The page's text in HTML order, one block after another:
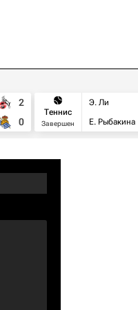
2
0
Теннис
Завершен
Э. Ли
Е. Рыбакина